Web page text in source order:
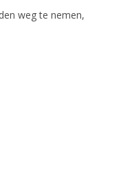
weg te nemen,